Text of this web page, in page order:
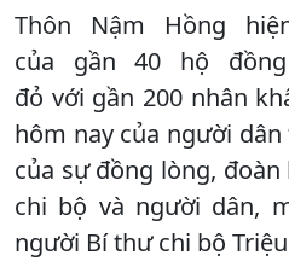
Thôn Nậm Hồng
của gần 40 hộ
đỏ với gần 200 nhân
hôm nay của người
của sự đồng lòng,
chi bộ và người dân,
người Bí thư chi bộ